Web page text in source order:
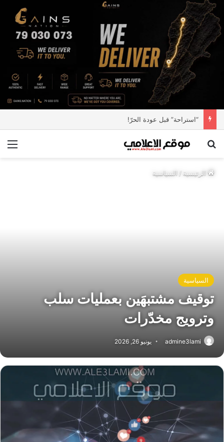
“استراحة” قبل عودة الحرّ!
بحث عن
الرئيسية/ السياسية
السياسية
توقيف مشتبهَين بعمليات سلب
وترويج مخدّرات
admine3lami يونيو 26, 2026